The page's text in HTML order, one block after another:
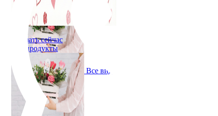
Все виды цветов
Букет цветов
Заказать сейчас
Все продукты